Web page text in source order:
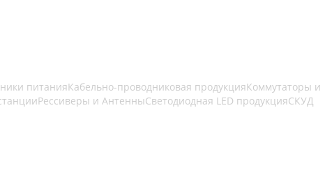
питанияКабельно-проводниковая продукцияКоммутаторы и
Рессиверы и АнтенныСветодиодная LED продукцияСКУД